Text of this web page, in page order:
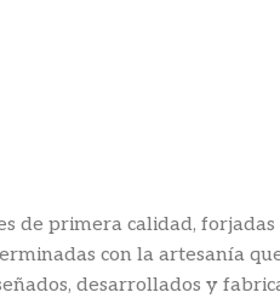
de primera calidad,
con la artesanía
desarrollados y